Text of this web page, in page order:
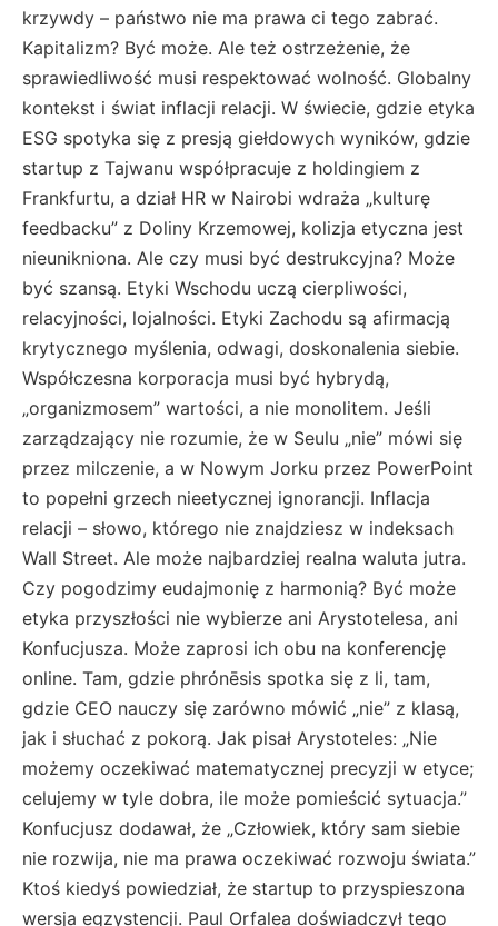
krzywdy – państwo nie ma prawa ci tego zabrać.
Kapitalizm? Być może. Ale też ostrzeżenie, że
sprawiedliwość musi respektować wolność. Globalny
kontekst i świat inflacji relacji. W świecie, gdzie etyka
ESG spotyka się z presją giełdowych wyników, gdzie
startup z Tajwanu współpracuje z holdingiem z
Frankfurtu, a dział HR w Nairobi wdraża „kulturę
feedbacku” z Doliny Krzemowej, kolizja etyczna jest
nieunikniona. Ale czy musi być destrukcyjna? Może
być szansą. Etyki Wschodu uczą cierpliwości,
relacyjności, lojalności. Etyki Zachodu są afirmacją
krytycznego myślenia, odwagi, doskonalenia siebie.
Współczesna korporacja musi być hybrydą,
„organizmosem” wartości, a nie monolitem. Jeśli
zarządzający nie rozumie, że w Seulu „nie” mówi się
przez milczenie, a w Nowym Jorku przez PowerPoint
to popełni grzech nieetycznej ignorancji. Inflacja
relacji – słowo, którego nie znajdziesz w indeksach
Wall Street. Ale może najbardziej realna waluta jutra.
Czy pogodzimy eudajmonię z harmonią? Być może
etyka przyszłości nie wybierze ani Arystotelesa, ani
Konfucjusza. Może zaprosi ich obu na konferencję
online. Tam, gdzie phrónēsis spotka się z li, tam,
gdzie CEO nauczy się zarówno mówić „nie” z klasą,
jak i słuchać z pokorą. Jak pisał Arystoteles: „Nie
możemy oczekiwać matematycznej precyzji w etyce;
celujemy w tyle dobra, ile może pomieścić sytuacja.”
Konfucjusz dodawał, że „Człowiek, który sam siebie
nie rozwija, nie ma prawa oczekiwać rozwoju świata.”
Ktoś kiedyś powiedział, że startup to przyspieszona
wersja egzystencji. Paul Orfalea doświadczył tego